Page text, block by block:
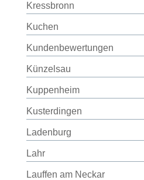
Kressbronn
Kuchen
Kundenbewertungen
Künzelsau
Kuppenheim
Kusterdingen
Ladenburg
Lahr
Lauffen am Neckar